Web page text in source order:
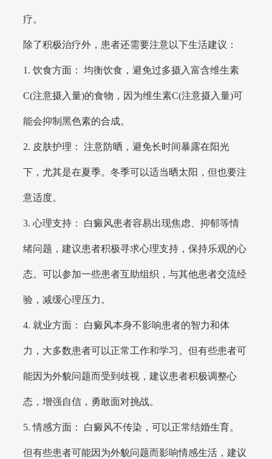
疗。
除了积极治疗外，患者还需要注意以下生活建议：
1. 饮食方面： 均衡饮食，避免过多摄入富含维生素
C(注意摄入量)的食物，因为维生素C(注意摄入量)可
能会抑制黑色素的合成。
2. 皮肤护理： 注意防晒，避免长时间暴露在阳光
下，尤其是在夏季。冬季可以适当晒太阳，但也要注
意适度。
3. 心理支持： 白癜风患者容易出现焦虑、抑郁等情
绪问题，建议患者积极寻求心理支持，保持乐观的心
态。可以参加一些患者互助组织，与其他患者交流经
验，减缓心理压力。
4. 就业方面： 白癜风本身不影响患者的智力和体
力，大多数患者可以正常工作和学习。但有些患者可
能因为外貌问题而受到歧视，建议患者积极调整心
态，增强自信，勇敢面对挑战。
5. 情感方面： 白癜风不传染，可以正常结婚生育。
但有些患者可能因为外貌问题而影响情感生活，建议